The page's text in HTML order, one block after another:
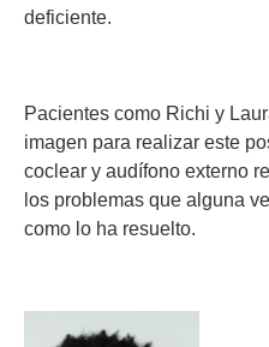
deficiente.
Pacientes como Richi y
imagen para realizar este
coclear y audífono externo
los problemas que alguna
como lo ha resuelto.